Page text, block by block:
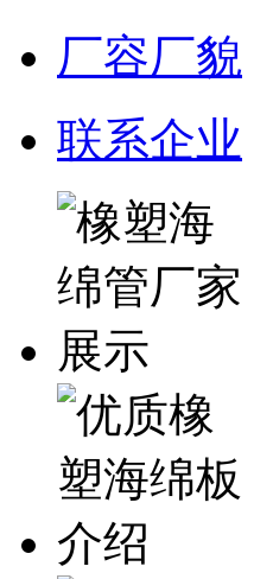
厂容厂貌
联系企业